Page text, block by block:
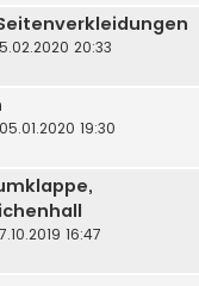
20:33
05.01.2020 19:30
16:47